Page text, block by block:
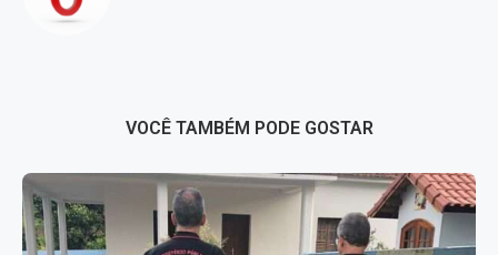
VOCÊ TAMBÉM PODE GOSTAR